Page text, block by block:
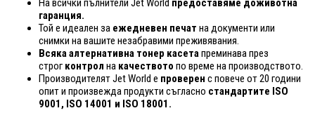
На всички пълнители Jet World предоставяме доживотна
гаранция.
Той е идеален за ежедневен печат на документи или
снимки на вашите незабравими преживявания.
Всяка алтернативна тонер касетапреминава през
строг контрол на качеството по време на производството.
Производителят Jet World е проверен с повече от 20 години
опит и произвежда продукти съгласно стандартите ISO
9001, ISO 14001 и ISO 18001.